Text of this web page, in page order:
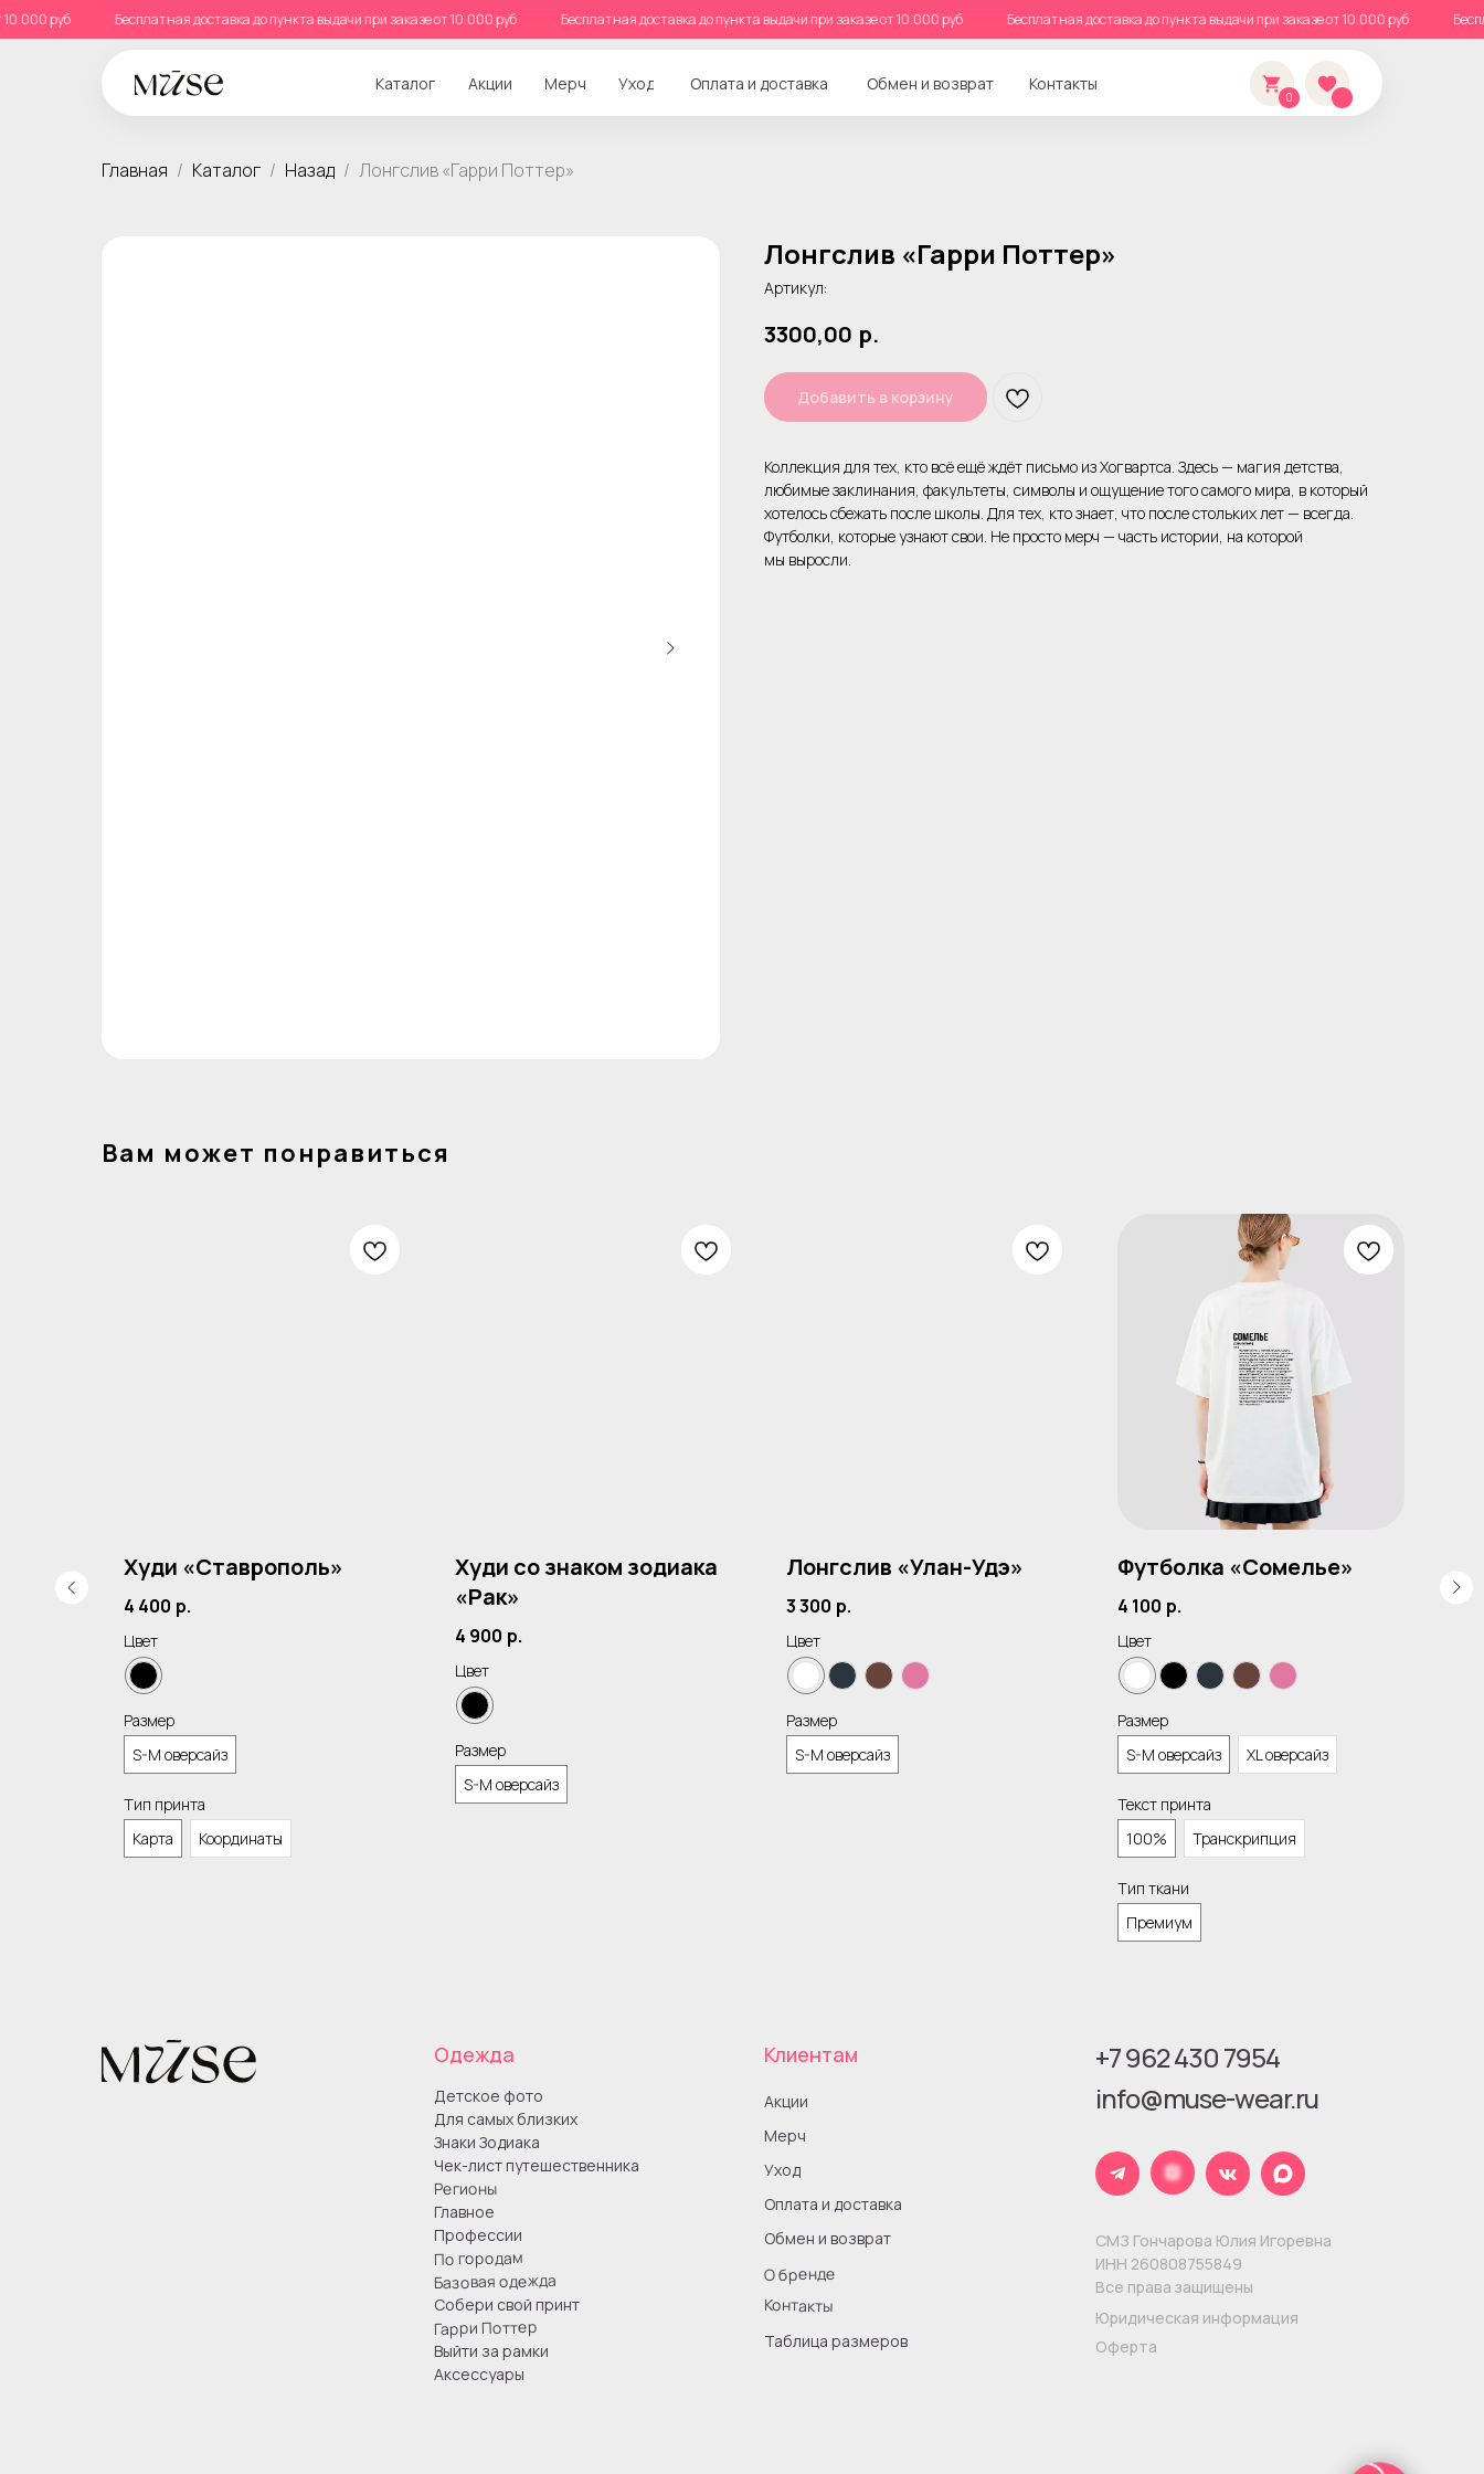
от 10.000 руб Бесплатная доставка до пункта выдачи при заказе от 10.000 руб Бесплатная доставка до пункта выдачи при заказе от 10.000 руб Бесплатная доставка до пункта выдачи при заказе от 10.000 руб
Каталог Оплата и доставка Обмен и возврат Контакты
0
Мерч
Акции Уход
Главная Каталог Назад Лонгслив «Гарри Поттер»
Лонгслив «Гарри Поттер»
Артикул:
3300,00 р.
Добавить в корзину
Коллекция для тех, кто всё ещё ждёт письмо из Хогвартса. Здесь — магия детства,
любимые заклинания, факультеты, символы и ощущение того самого мира, в который
хотелось сбежать после школы. Для тех, кто знает, что после стольких лет — всегда.
Футболки, которые узнают свои. Не просто мерч — часть истории, на которой
мы выросли.
Вам может понравиться
Худи «Ставрополь»
4 400 р.
Цвет
Размер
S-M оверсайз
Тип принта
Карта
Координаты
Худи со знаком зодиака
«Рак»
4 900 р.
Цвет
Размер
S-M оверсайз
Лонгслив «Улан-Удэ»
3 300 р.
Цвет
Размер
S-M оверсайз
Футболка «Сомелье»
4 100 р.
Цвет
Размер
S-M оверсайз
XL оверсайз
Текст принта
100%
Транскрипция
Тип ткани
Премиум
Клиентам
Юридическая информация
СМЗ Гончарова Юлия Игоревна
ИНН 260808755849
Все права защищены
+7 962 430 7954
info@muse-wear.ru
Оплата и доставка
Обмен и возврат
О бренде
Контакты
Оферта
Детское фото
Для самых близких
Знаки Зодиака
Чек-лист путешественника
Регионы
Главное
Профессии
По городам
Базовая одежда
Собери свой принт
Гарри Поттер
Выйти за рамки
Аксессуары
Одежда
Акции
Таблица размеров
Уход
Мерч